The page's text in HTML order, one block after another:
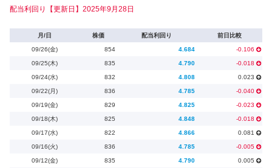
配当利回り【更新日】2025年9月28日
月/日 株価 配当利回り 前日比較
09/26(金) 854 4.684 -0.106
09/25(木) 835 4.790 -0.018
09/24(水) 832 4.808 0.023
09/22(月) 836 4.785 -0.040
09/19(金) 829 4.825 -0.023
09/18(木) 825 4.848 -0.018
09/17(水) 822 4.866 0.081
09/16(火) 836 4.785 -0.005
09/12(金) 835 4.790 0.005